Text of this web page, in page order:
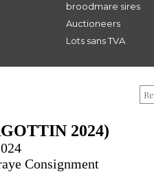
broodmare sires
Auctioneers
Lots sans TVA
2024)
Consignment